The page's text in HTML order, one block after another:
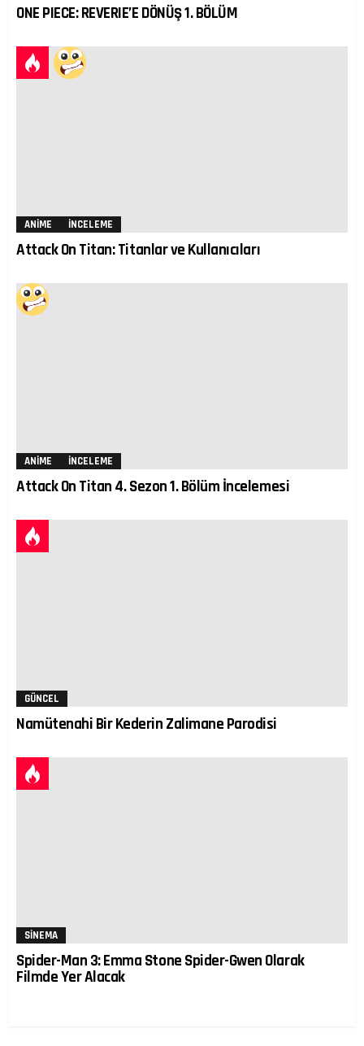
ONE PIECE: REVERIE’E DÖNÜŞ 1. BÖLÜM
ANIME İNCELEME
Attack On Titan: Titanlar ve Kullanıcıları
ANIME İNCELEME
Attack On Titan 4. Sezon 1. Bölüm İncelemesi
GÜNCEL
Namütenahi Bir Kederin Zalimane Parodisi
SINEMA
Spider-Man 3: Emma Stone Spider-Gwen Olarak
Filmde Yer Alacak